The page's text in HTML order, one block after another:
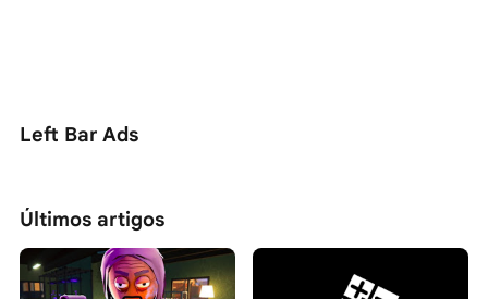
Left Bar Ads
Últimos artigos